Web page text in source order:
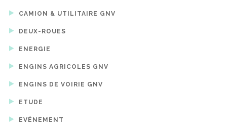
CAMION & UTILITAIRE GNV
DEUX-ROUES
ENERGIE
ENGINS AGRICOLES GNV
ENGINS DE VOIRIE GNV
ETUDE
EVÉNEMENT